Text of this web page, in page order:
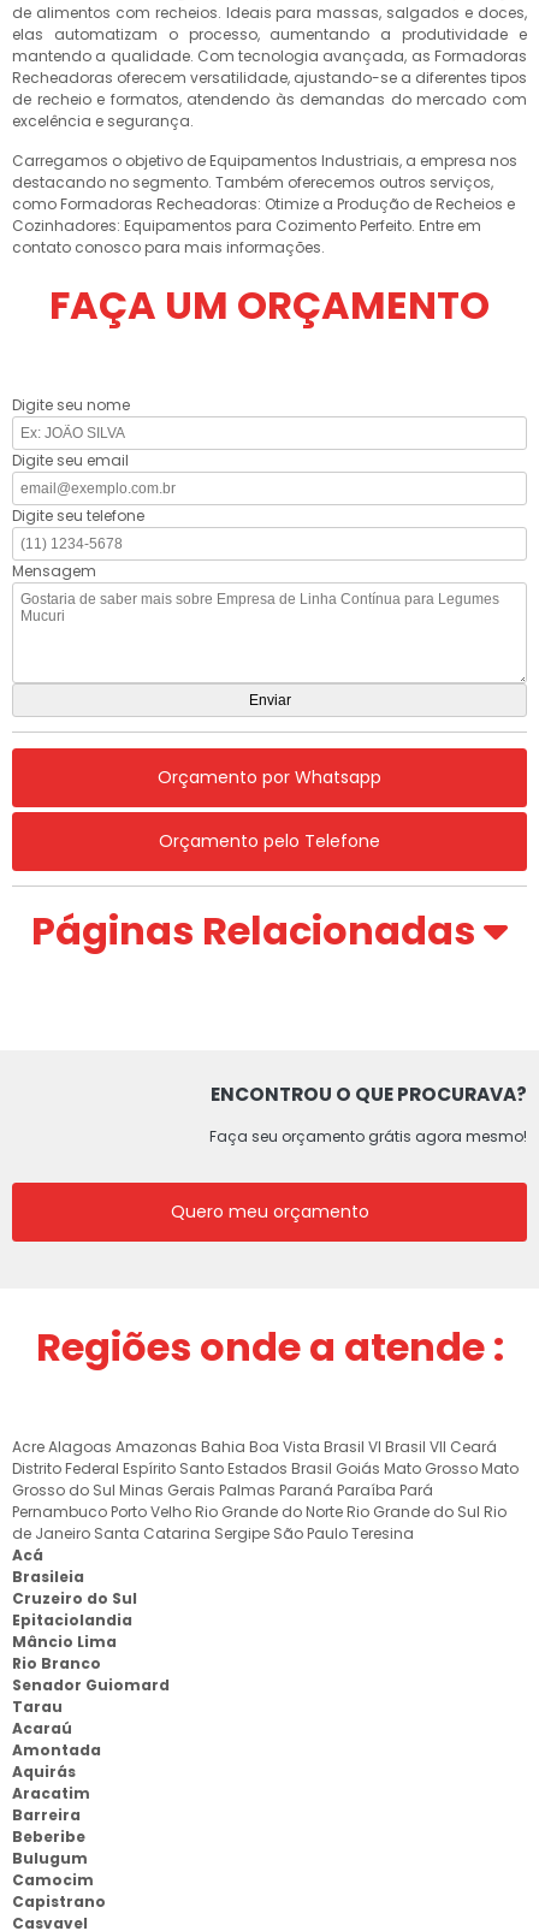
de alimentos com recheios. Ideais para massas, salgados e doces,
elas automatizam o processo, aumentando a produtividade e
mantendo a qualidade. Com tecnologia avançada, as Formadoras
Recheadoras oferecem versatilidade, ajustando-se a diferentes tipos
de recheio e formatos, atendendo às demandas do mercado com
excelência e segurança.
Carregamos o objetivo de Equipamentos Industriais, a empresa nos
destacando no segmento. Também oferecemos outros serviços,
como Formadoras Recheadoras: Otimize a Produção de Recheios e
Cozinhadores: Equipamentos para Cozimento Perfeito. Entre em
contato conosco para mais informações.
FAÇA UM ORÇAMENTO
Digite seu nome
Digite seu email
Digite seu telefone
Mensagem
Orçamento por Whatsapp
Orçamento pelo Telefone
Páginas Relacionadas
ENCONTROU O QUE PROCURAVA?
Faça seu orçamento grátis agora mesmo!
Quero meu orçamento
Regiões onde a atende :
AcreAlagoas Amazonas Bahia Boa Vista Brasil VI Brasil VII Ceará
Distrito Federal Espírito Santo Estados Brasil Goiás Mato Grosso Mato
Grosso do Sul Minas Gerais Palmas Paraná Paraíba Pará
Pernambuco Porto Velho Rio Grande do Norte Rio Grande do Sul Rio
de Janeiro Santa Catarina Sergipe São PauloTeresina
Acá
Brasileia
Cruzeiro do Sul
Epitaciolandia
Mâncio Lima
Rio Branco
Senador Guiomard
Tarau
Acaraú
Amontada
Aquirás
Aracatim
Barreira
Beberibe
Bulugum
Camocim
Capistrano
Casvavel